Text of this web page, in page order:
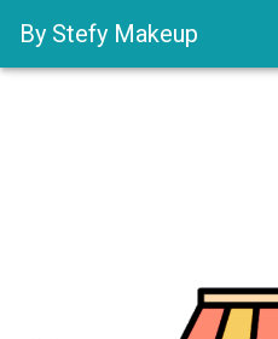
By Stefy Makeup